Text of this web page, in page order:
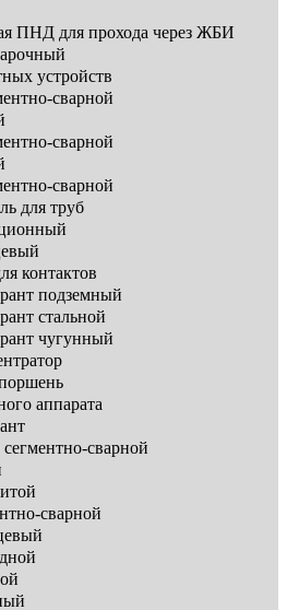
ПНД для прохода через ЖБИ
устройств
сварной
сварной
сварной
для труб
контактов
подземный
стальной
чугунный
аппарата
сварной
сварной